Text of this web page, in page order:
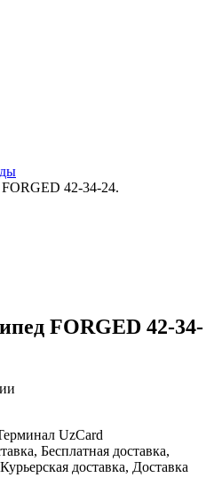
42-34-24.
FORGED 42-34-
UzCard
Бесплатная доставка,
доставка, Доставка